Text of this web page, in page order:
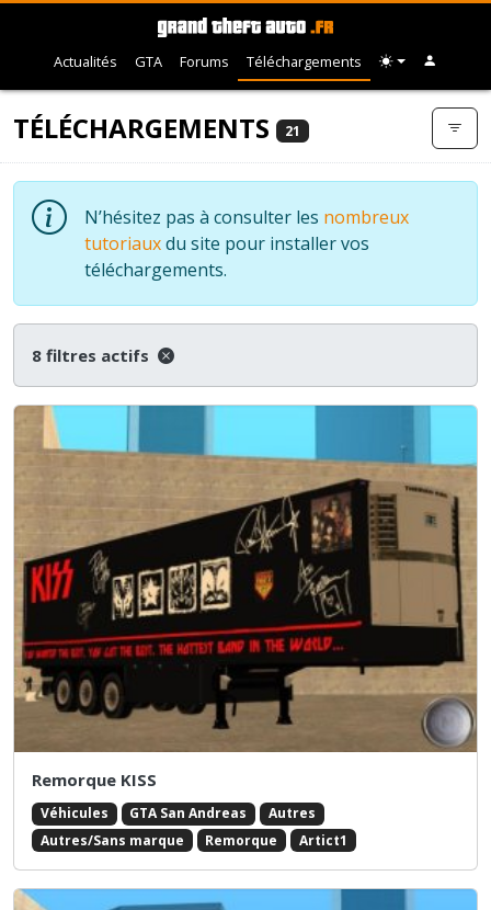
Actualités GTA Forums Téléchargements
TÉLÉCHARGEMENTS 21
N’hésitez pas à consulter les nombreux
tutoriauxdu site pour installer vos
téléchargements.
8 filtres actifs
Remorque KISS
Véhicules GTA San Andreas
Autres
Autres/Sans marque
Remorque Artict1